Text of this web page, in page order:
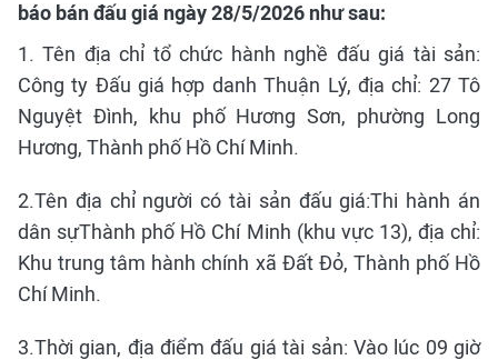
báo bán đấu giá ngày 28/5/2026 như sau:
1. Tên địa chỉ tổ chức hành nghề đấu giá tài sản:
Công ty Đấu giá hợp danh Thuận Lý, địa chỉ: 27 Tô
Nguyệt Đình, khu phố Hương Sơn, phường Long
Hương, Thành phố Hồ Chí Minh.
2.Tên địa chỉ người có tài sản đấu giá:Thi hành án
dân sựThành phố Hồ Chí Minh (khu vực 13), địa chỉ:
Khu trung tâm hành chính xã Đất Đỏ, Thành phố Hồ
Chí Minh.
3.Thời gian, địa điểm đấu giá tài sản: Vào lúc 09 giờ